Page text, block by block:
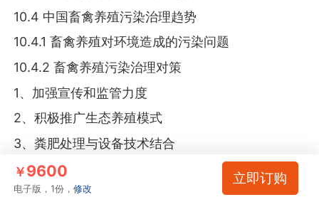
10.4 中国畜禽养殖污染治理趋势
10.4.1 畜禽养殖对环境造成的污染问题
10.4.2 畜禽养殖污染治理对策
1、加强宣传和监管力度
2、积极推广生态养殖模式
3、粪肥处理与设备技术结合
10.5 中国畜禽养殖机械化趋势
10.5.1 畜禽养殖机械化发展分析
￥9600
电子版，1份，修改
立即订购